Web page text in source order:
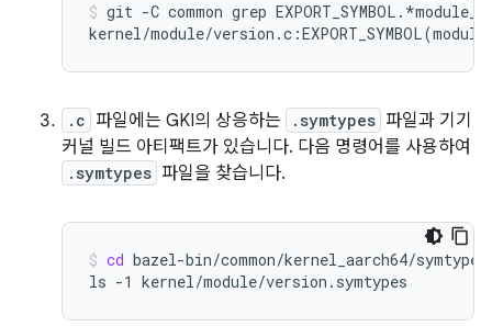
git -C common grep
kernel/module/version.c:EXPORT_SYMBOL(
.c 파일에는 GKI의 상응하는 .symtypes 파일과 기기
커널 빌드 아티팩트가 있습니다. 다음 명령어를 사용하여
.symtypes 파일을 찾습니다.
cd bazel-bin/common/kernel_aarch64/symtypes
ls -1 kernel/module/version.symtypes